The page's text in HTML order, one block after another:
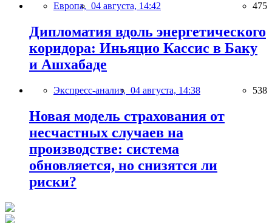
Европа, 04 августа, 14:42 475
Дипломатия вдоль энергетического
коридора: Иньяцио Кассис в Баку
и Ашхабаде
Экспресс-анализ, 04 августа, 14:38 538
Новая модель страхования от
несчастных случаев на
производстве: система
обновляется, но снизятся ли
риски?